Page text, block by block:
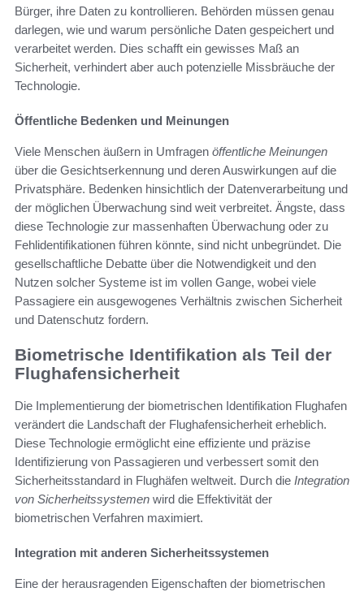
Bürger, ihre Daten zu kontrollieren. Behörden müssen genau
darlegen, wie und warum persönliche Daten gespeichert und
verarbeitet werden. Dies schafft ein gewisses Maß an
Sicherheit, verhindert aber auch potenzielle Missbräuche der
Technologie.
Öffentliche Bedenken und Meinungen
Viele Menschen äußern in Umfragen öffentliche Meinungen
über die Gesichtserkennung und deren Auswirkungen auf die
Privatsphäre. Bedenken hinsichtlich der Datenverarbeitung und
der möglichen Überwachung sind weit verbreitet. Ängste, dass
diese Technologie zur massenhaften Überwachung oder zu
Fehlidentifikationen führen könnte, sind nicht unbegründet. Die
gesellschaftliche Debatte über die Notwendigkeit und den
Nutzen solcher Systeme ist im vollen Gange, wobei viele
Passagiere ein ausgewogenes Verhältnis zwischen Sicherheit
und Datenschutz fordern.
Biometrische Identifikation als Teil der
Flughafensicherheit
Die Implementierung der biometrischen Identifikation Flughafen
verändert die Landschaft der Flughafensicherheit erheblich.
Diese Technologie ermöglicht eine effiziente und präzise
Identifizierung von Passagieren und verbessert somit den
Sicherheitsstandard in Flughäfen weltweit. Durch die Integration
von Sicherheitssystemen wird die Effektivität der
biometrischen Verfahren maximiert.
Integration mit anderen Sicherheitssystemen
Eine der herausragenden Eigenschaften der biometrischen